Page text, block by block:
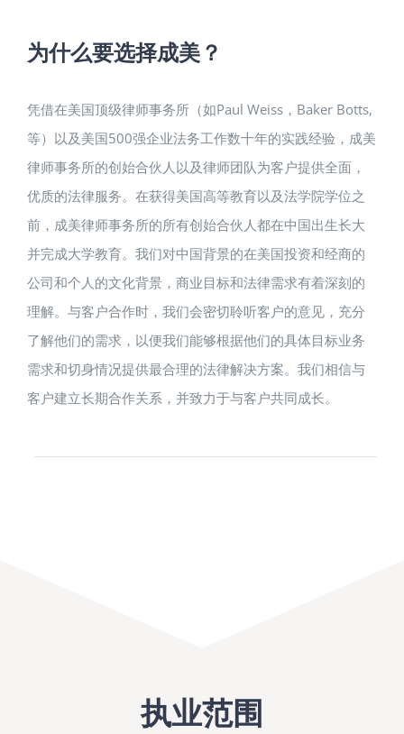
为什么要选择成美？
凭借在美国顶级律师事务所（如Paul Weiss，Baker Botts,
等）以及美国500强企业法务工作数十年的实践经验，成美
律师事务所的创始合伙人以及律师团队为客户提供全面，
优质的法律服务。在获得美国高等教育以及法学院学位之
前，成美律师事务所的所有创始合伙人都在中国出生长大
并完成大学教育。我们对中国背景的在美国投资和经商的
公司和个人的文化背景，商业目标和法律需求有着深刻的
理解。与客户合作时，我们会密切聆听客户的意见，充分
了解他们的需求，以便我们能够根据他们的具体目标业务
需求和切身情况提供最合理的法律解决方案。我们相信与
客户建立长期合作关系，并致力于与客户共同成长。
执业范围